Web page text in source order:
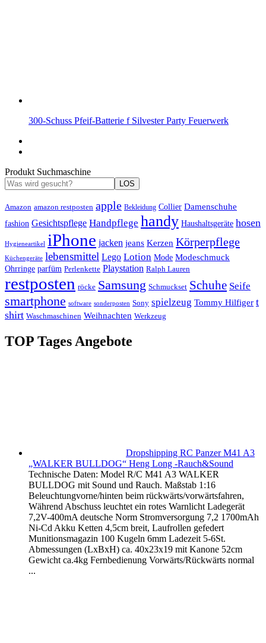
300-Schuss Pfeif-Batterie f Silvester Party Feuerwerk
Produkt Suchmaschine
LOS
Amazon amazon restposten apple Bekleidung Collier Damenschuhe
fashion Gesichtspflege Handpflege handy Haushaltsgeräte hosen
Hygieneartikel iPhone jacken jeans Kerzen Körperpflege
Küchengeräte lebensmittel Lego Lotion Mode Modeschmuck
Ohrringe parfüm Perlenkette Playstation Ralph Lauren
restposten röcke Samsung Schmuckset Schuhe Seife
smartphone software sonderposten Sony spielzeug Tommy Hilfiger t
shirt Waschmaschinen Weihnachten Werkzeug
TOP Tages Angebote
Dropshipping RC Panzer M41 A3
„WALKER BULLDOG“ Heng Long -Rauch&Sound
Technische Daten: Model R/C M41 A3 WALKER
BULLDOG mit Sound und Rauch. Maßstab 1:16
Beleuchtungvorne/hinten beim rückwärts/vorwärtsfahren,
Während Abschuss leuchtet ein rotes Warnlicht Ladegerät
7,2V-400mA deutsche Norm Stromversorgung 7,2 1700mAh
Ni-Cd Akku Ketten 4,5cm breit, Laufrollen gefedert
Munitionsmagazin 100 Kugeln 6mm Ladezeit 5-6St.
Abmessungen (LxBxH) ca. 40x23x19 mit Kanone 52cm
Gewicht ca.4kg Fernbedienung Vorwärts/Rückwärts normal
...